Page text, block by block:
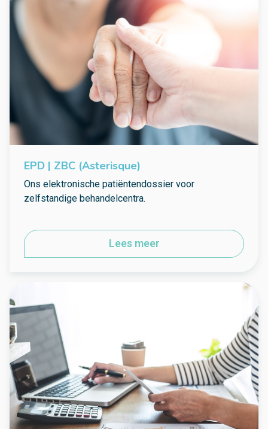
EPD | ZBC (Asterisque)
Ons elektronische patiëntendossier voor
zelfstandige behandelcentra.
Lees meer